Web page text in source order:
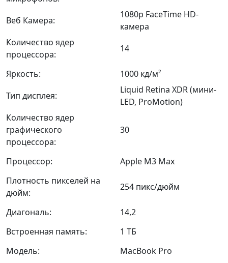
Веб Камера:
1080p FaceTime HD-
камера
Количество ядер
процессора:
14
Яркость:
1000 кд/м²
Тип дисплея:
Liquid Retina XDR (мини-
LED, ProMotion)
Количество ядер
графического
процессора:
30
Процессор:
Apple M3 Max
Плотность пикселей на
дюйм:
254 пикс/дюйм
Диагональ:
14,2
Встроенная память:
1 ТБ
Модель:
MacBook Pro